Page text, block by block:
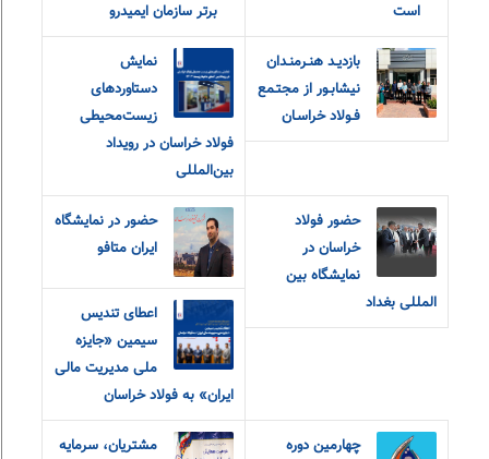
است
برتر سازمان ایمیدرو
بازديـد هنـرمنـدان
نيشابـور از مجتـمع
فـولاد خراسـان
نمایش
دستاوردهای
زیست‌محیطی
فولاد خراسان در رویداد
بین‌المللی
حضور فولاد
خراسان در
نمایشگاه بین
المللی بغداد
حضور در نمایشگاه
ایران متافو
اعطای تندیس
سیمین «جایزه
ملی مدیریت مالی
ایران» به فولاد خراسان
چهارمین دوره
مشتریان، سرمایه